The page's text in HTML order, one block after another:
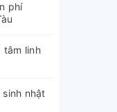
phí
tâm linh
nhật